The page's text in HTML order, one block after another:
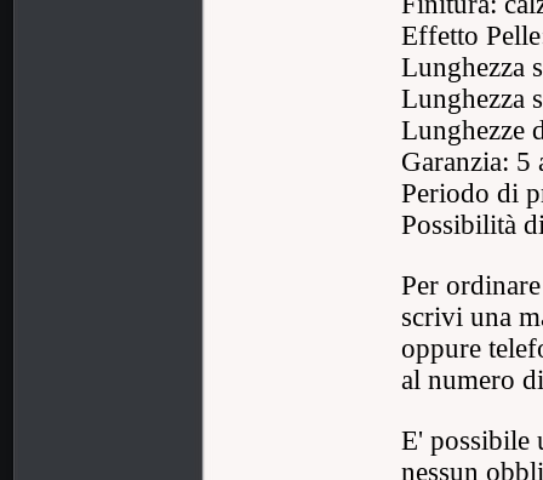
Effetto
Lunghezza
Lunghezza
Lunghezze
Garanzia:
Periodo di
Possibilità
Per
scrivi una
oppure
al numero
E' possibile
nessun